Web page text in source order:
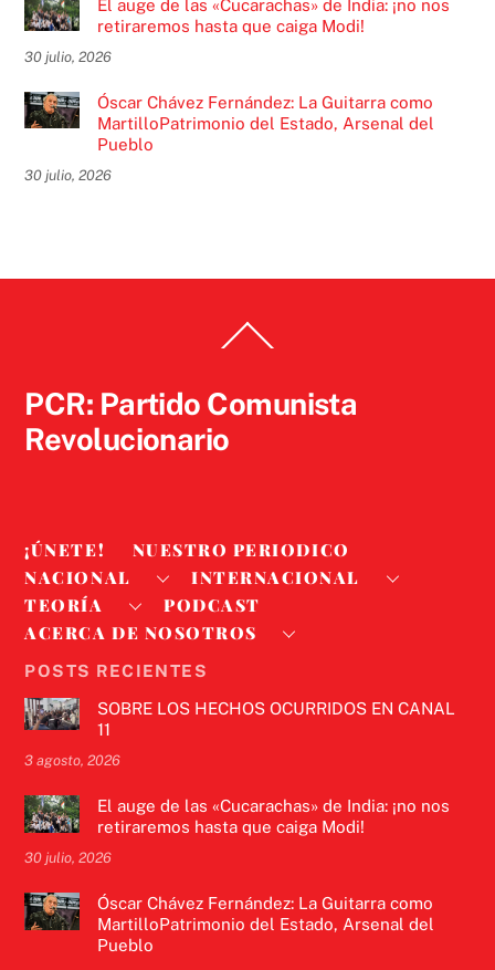
El auge de las «Cucarachas» de India: ¡no nos
retiraremos hasta que caiga Modi!
30 julio, 2026
Óscar Chávez Fernández: La Guitarra como
MartilloPatrimonio del Estado, Arsenal del
Pueblo
30 julio, 2026
To
PCR: Partido Comunista
Revolucionario
¡ÚNETE!
NUESTRO PERIODICO
NACIONAL
INTERNACIONAL
TEORÍA
PODCAST
ACERCA DE NOSOTROS
POSTS RECIENTES
SOBRE LOS HECHOS OCURRIDOS EN CANAL
11
3 agosto, 2026
El auge de las «Cucarachas» de India: ¡no nos
retiraremos hasta que caiga Modi!
30 julio, 2026
Óscar Chávez Fernández: La Guitarra como
MartilloPatrimonio del Estado, Arsenal del
Pueblo